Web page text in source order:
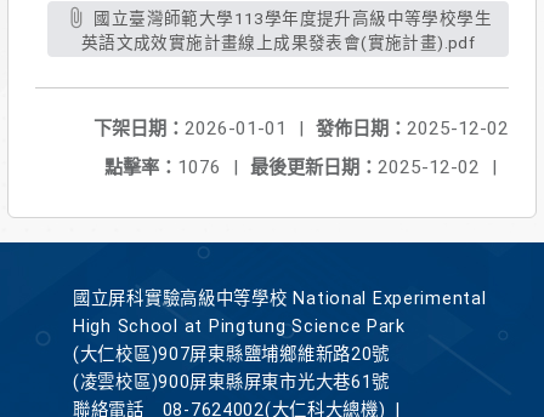
英語文成效實施計畫線上成果發表會(實施計畫).pdf
發佈日期： 2025-12-02
下架日期： 2026-01-01
|
最後更新日期： 2025-12-02 |
點擊率： 1076 |
國立屏科實驗高級中等學校 National Experimental
High School at Pingtung Science Park
(大仁校區)907屏東縣鹽埔鄉維新路20號
(凌雲校區)900屏東縣屏東市光大巷61號
聯絡電話
08-7624002(大仁科大總機)